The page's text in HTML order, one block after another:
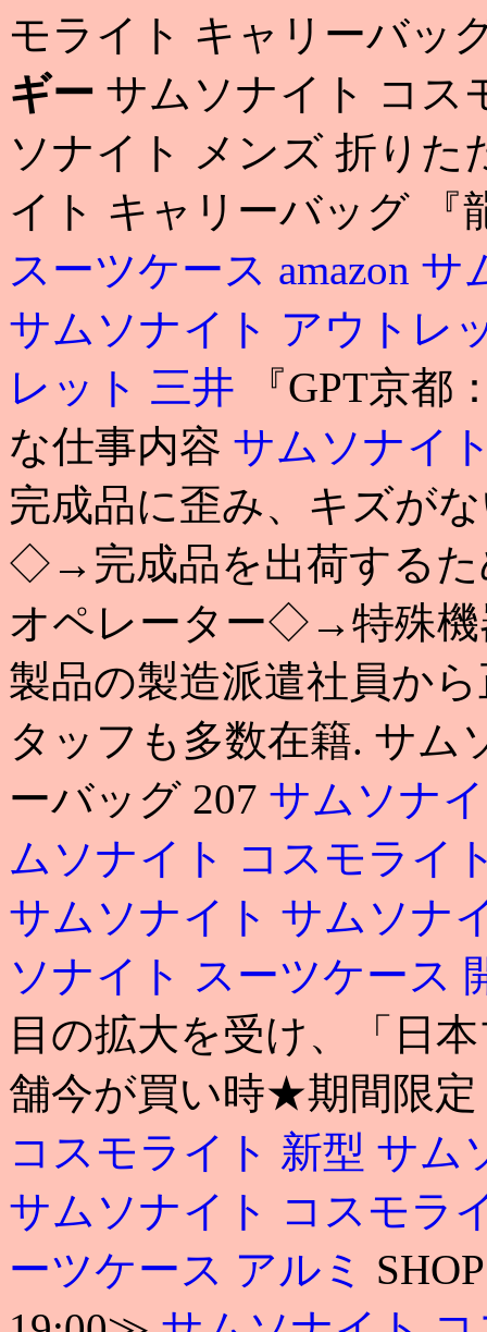
モライト キャリーバッ
ギー サムソナイト コス
ソナイト メンズ 折り
イト キャリーバッグ 『
スーツケース amazon サ
サムソナイト アウトレ
レット 三井
『GPT京
な仕事内容 サムソナイ
完成品に歪み、キズが
◇→完成品を出荷する
オペレーター◇→特殊機
製品の製造派遣社員か
タッフも多数在籍. サム
ーバッグ 207 サムソナ
ムソナイト コスモライ
サムソナイト サムソナ
ソナイト スーツケース
目の拡大を受け、「日
舗今が買い時★期間限定
コスモライト 新型 サム
サムソナイト コスモラ
ーツケース アルミ